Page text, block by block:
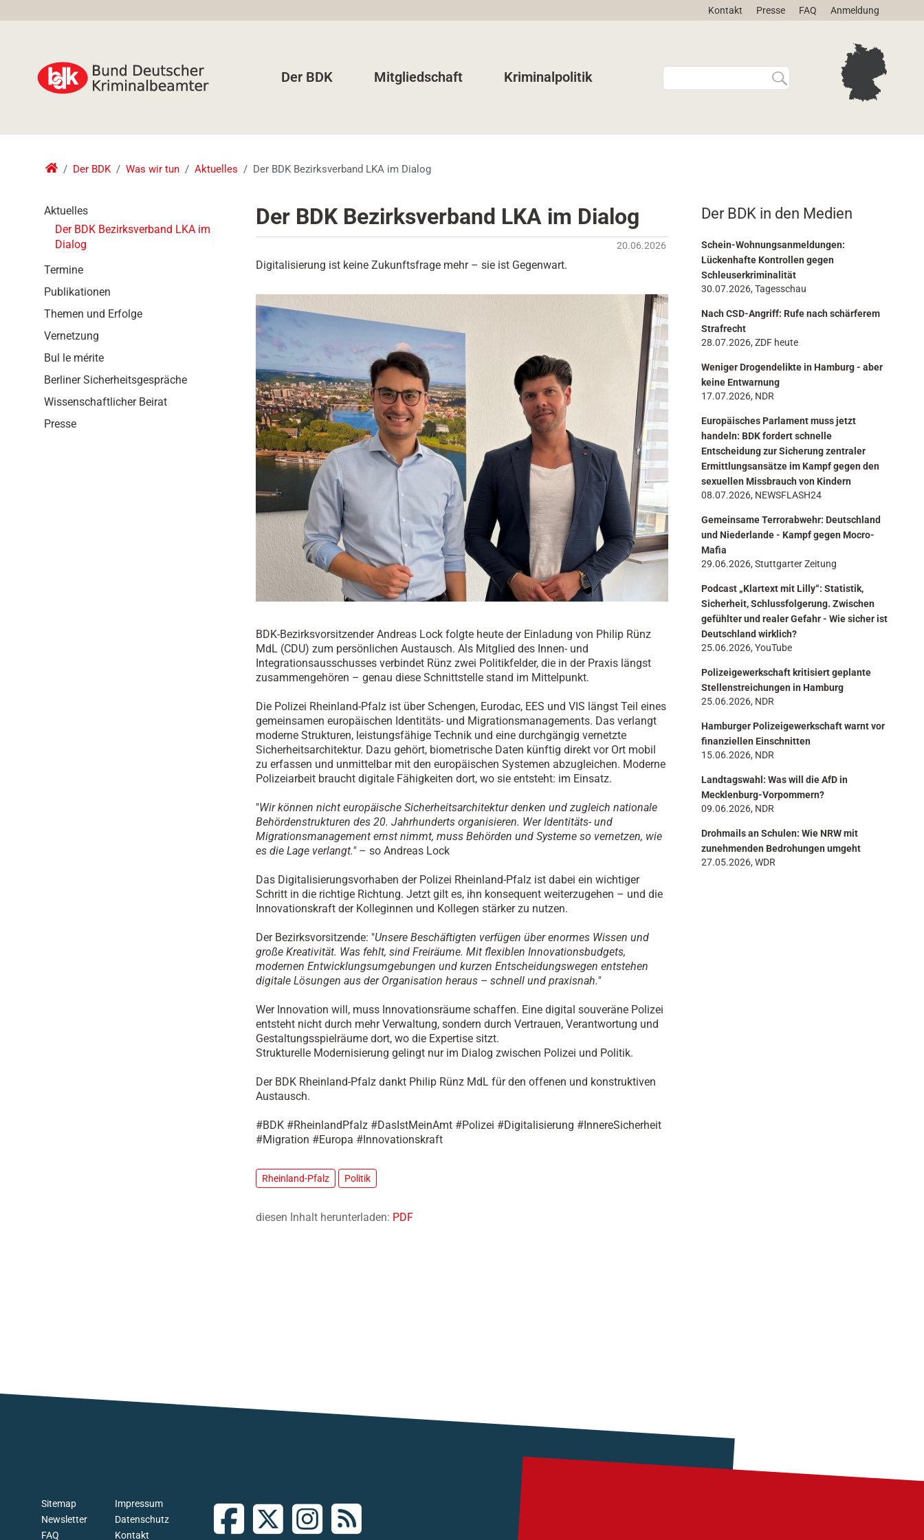
Kontakt Presse FAQ Anmeldung
Der BDK Mitgliedschaft Kriminalpolitik
W
e
s
e
n
E
r
c
Der BDK Was wir tun Aktuelles Der BDK Bezirksverband LKA im Dialog
Der BDK Bezirksverband LKA im Dialog
20.06.2026
Digitalisierung ist keine Zukunftsfrage mehr – sie ist Gegenwart.
BDK-Bezirksvorsitzender Andreas Lock folgte heute der Einladung von Philip Rünz
MdL (CDU) zum persönlichen Austausch. Als Mitglied des Innen- und
Integrationsausschusses verbindet Rünz zwei Politikfelder, die in der Praxis längst
zusammengehören – genau diese Schnittstelle stand im Mittelpunkt.
Die Polizei Rheinland-Pfalz ist über Schengen, Eurodac, EES und VIS längst Teil eines
gemeinsamen europäischen Identitäts- und Migrationsmanagements. Das verlangt
moderne Strukturen, leistungsfähige Technik und eine durchgängig vernetzte
Sicherheitsarchitektur. Dazu gehört, biometrische Daten künftig direkt vor Ort mobil
zu erfassen und unmittelbar mit den europäischen Systemen abzugleichen. Moderne
Polizeiarbeit braucht digitale Fähigkeiten dort, wo sie entsteht: im Einsatz.
"Wir können nicht europäische Sicherheitsarchitektur denken und zugleich nationale
Behördenstrukturen des 20. Jahrhunderts organisieren. Wer Identitäts- und
Migrationsmanagement ernst nimmt, muss Behörden und Systeme so vernetzen, wie
es die Lage verlangt." – so Andreas Lock
Das Digitalisierungsvorhaben der Polizei Rheinland-Pfalz ist dabei ein wichtiger
Schritt in die richtige Richtung. Jetzt gilt es, ihn konsequent weiterzugehen – und die
Innovationskraft der Kolleginnen und Kollegen stärker zu nutzen.
Der Bezirksvorsitzende: "Unsere Beschäftigten verfügen über enormes Wissen und
große Kreativität. Was fehlt, sind Freiräume. Mit flexiblen Innovationsbudgets,
modernen Entwicklungsumgebungen und kurzen Entscheidungswegen entstehen
digitale Lösungen aus der Organisation heraus – schnell und praxisnah."
Wer Innovation will, muss Innovationsräume schaffen. Eine digital souveräne Polizei
entsteht nicht durch mehr Verwaltung, sondern durch Vertrauen, Verantwortung und
Gestaltungsspielräume dort, wo die Expertise sitzt.
Strukturelle Modernisierung gelingt nur im Dialog zwischen Polizei und Politik.
Der BDK Rheinland-Pfalz dankt Philip Rünz MdL für den offenen und konstruktiven
Austausch.
#BDK #RheinlandPfalz #DasIstMeinAmt #Polizei #Digitalisierung #InnereSicherheit
#Migration #Europa #Innovationskraft
Rheinland-Pfalz Politik
diesen Inhalt herunterladen: PDF
Aktuelles
Der BDK Bezirksverband LKA im
Dialog
Termine
Publikationen
Themen und Erfolge
Vernetzung
Bul le mérite
Berliner Sicherheitsgespräche
Wissenschaftlicher Beirat
Presse
Der BDK in den Medien
Schein-Wohnungsanmeldungen:
Lückenhafte Kontrollen gegen
Schleuserkriminalität
30.07.2026, Tagesschau
Nach CSD-Angriff: Rufe nach schärferem
Strafrecht
28.07.2026, ZDF heute
Weniger Drogendelikte in Hamburg - aber
keine Entwarnung
17.07.2026, NDR
Europäisches Parlament muss jetzt
handeln: BDK fordert schnelle
Entscheidung zur Sicherung zentraler
Ermittlungsansätze im Kampf gegen den
sexuellen Missbrauch von Kindern
08.07.2026, NEWSFLASH24
Gemeinsame Terrorabwehr: Deutschland
und Niederlande - Kampf gegen Mocro-
Mafia
29.06.2026, Stuttgarter Zeitung
Podcast „Klartext mit Lilly“: Statistik,
Sicherheit, Schlussfolgerung. Zwischen
gefühlter und realer Gefahr - Wie sicher ist
Deutschland wirklich?
25.06.2026, YouTube
Polizeigewerkschaft kritisiert geplante
Stellenstreichungen in Hamburg
25.06.2026, NDR
Hamburger Polizeigewerkschaft warnt vor
finanziellen Einschnitten
15.06.2026, NDR
Landtagswahl: Was will die AfD in
Mecklenburg-Vorpommern?
09.06.2026, NDR
Drohmails an Schulen: Wie NRW mit
zunehmenden Bedrohungen umgeht
27.05.2026, WDR
FAQ
Newsletter
Sitemap
Kontakt
Datenschutz
Impressum